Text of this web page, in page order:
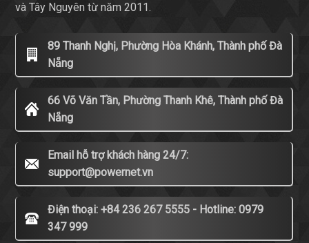
và Tây Nguyên từ năm 2011.
89 Thanh Nghị, Phường Hòa Khánh, Thành phố Đà
Nẵng
66 Võ Văn Tần, Phường Thanh Khê, Thành phố Đà
Nẵng
Email hỗ trợ khách hàng 24/7:
support@powernet.vn
Điện thoại: +84 236 267 5555 - Hotline: 0979
347 999